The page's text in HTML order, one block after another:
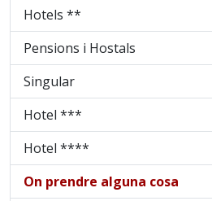
Hotels **
Pensions i Hostals
Singular
Hotel ***
Hotel ****
On prendre alguna cosa